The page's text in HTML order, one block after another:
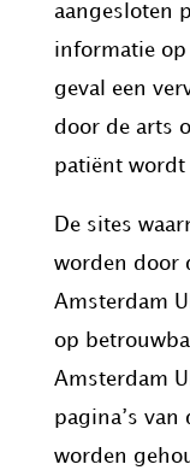
aangesloten
informatie op
geval een
door de arts
patiënt wordt
De sites
worden door
Amsterdam
op
Amsterdam
pagina’s
worden